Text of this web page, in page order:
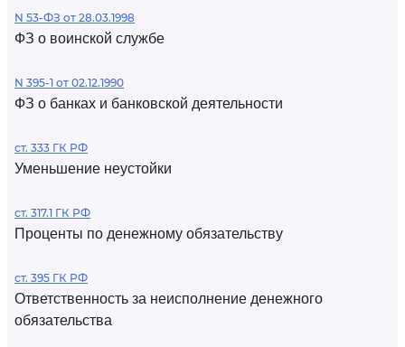
N 53-ФЗ от 28.03.1998
ФЗ о воинской службе
N 395-1 от 02.12.1990
ФЗ о банках и банковской деятельности
ст. 333 ГК РФ
Уменьшение неустойки
ст. 317.1 ГК РФ
Проценты по денежному обязательству
ст. 395 ГК РФ
Ответственность за неисполнение денежного
обязательства